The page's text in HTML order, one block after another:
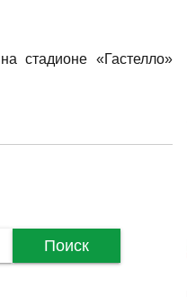
стадионе «Гастелло»
Поиск